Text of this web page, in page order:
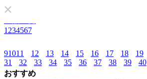
1 234567
91011 12 13 14 15 16 17 18 19
31
32 33 34 35 36 37 38 39 40
おすすめ